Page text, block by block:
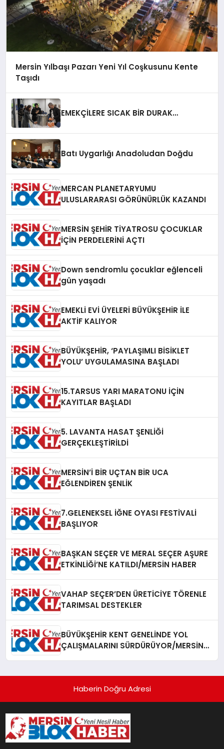
Mersin Yılbaşı Pazarı Yeni Yıl Coşkusunu Kente
Taşıdı
EMEKÇİLERE SICAK BİR DURAK…
Batı Uygarlığı Anadoludan Doğdu
MERCAN PLANETARYUMU
ULUSLARARASI GÖRÜNÜRLÜK KAZANDI
MERSİN ŞEHİR TİYATROSU ÇOCUKLAR
İÇİN PERDELERİNİ AÇTI
Down sendromlu çocuklar eğlenceli
gün yaşadı
EMEKLİ EVİ ÜYELERİ BÜYÜKŞEHİR İLE
AKTİF KALIYOR
BÜYÜKŞEHİR, ‘PAYLAŞIMLI BİSİKLET
YOLU’ UYGULAMASINA BAŞLADI
15.TARSUS YARI MARATONU İÇİN
KAYITLAR BAŞLADI
5. LAVANTA HASAT ŞENLİĞİ
GERÇEKLEŞTİRİLDİ
MERSİN’İ BİR UÇTAN BİR UCA
EĞLENDİREN ŞENLİK
7.GELENEKSEL İĞNE OYASI FESTİVALİ
BAŞLIYOR
BAŞKAN SEÇER VE MERAL SEÇER AŞURE
ETKİNLİĞİ’NE KATILDI/MERSİN HABER
VAHAP SEÇER’DEN ÜRETİCİYE TÖRENLE
TARIMSAL DESTEKLER
BÜYÜKŞEHİR KENT GENELİNDE YOL
ÇALIŞMALARINI SÜRDÜRÜYOR/MERSİN
Haberin Doğru Adresi